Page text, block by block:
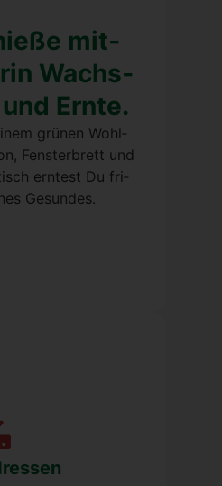
mit­
Wachs­
Ern­te.
grü­nen Wohl­
Fens­ter­brett und
ern­test Du fri­
Gesun­des.